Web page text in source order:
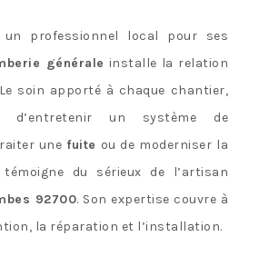
un professionnel local pour ses
générale installe la relation
soin apporté à chaque chantier,
d’entretenir un système de
une fuite ou de moderniser la
du sérieux de l’artisan
92700. Son expertise couvre à
la réparation et l’installation.